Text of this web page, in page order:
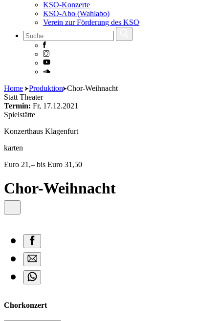
KSO-Konzerte
KSO-Abo (Wahlabo)
Verein zur Förderung des KSO
Skip
to
content
Home Produktion Chor-Weihnacht
Statt Theater
Termin: Fr, 17.12.2021
Spielstätte
Konzerthaus Klagenfurt
karten
Euro 21,– bis Euro 31,50
Chor-Weihnacht
Chorkonzert